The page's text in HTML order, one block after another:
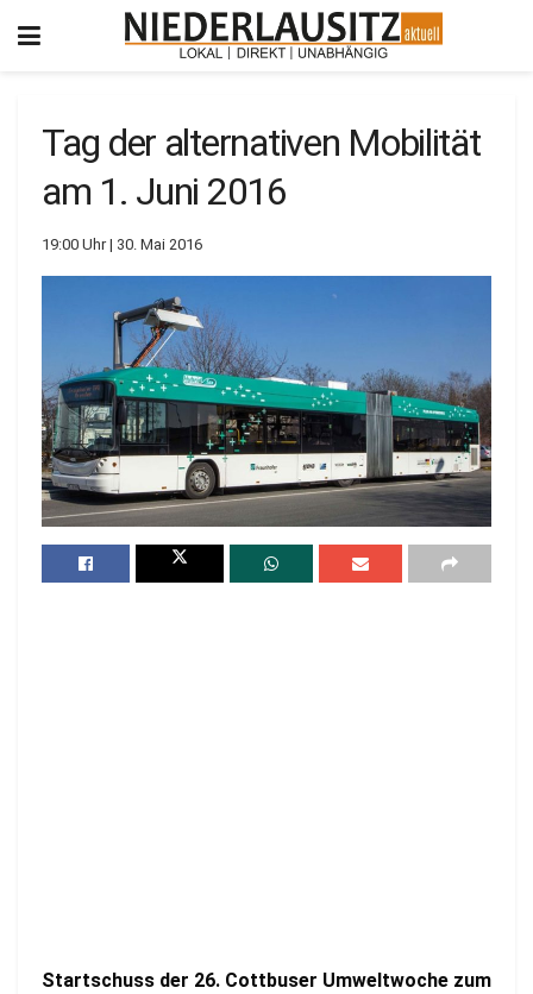
Tag der alternativen Mobilität
am 1. Juni 2016
19:00 Uhr | 30. Mai 2016
Startschuss der 26. Cottbuser Umweltwoche zum